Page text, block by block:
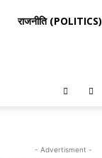
राजनीति (POLITICS)
- Advertisment -